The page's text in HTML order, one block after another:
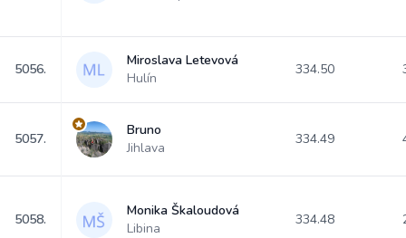
5056.
Miroslava Letevová
Hulín
334.50
5057.
Bruno
Jihlava
334.49
5058.
Monika Škaloudová
Libina
334.48